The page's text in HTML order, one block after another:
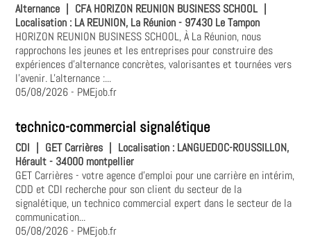
Alternance | CFA HORIZON REUNION BUSINESS SCHOOL |
Localisation : LA REUNION, La Réunion - 97430 Le Tampon
HORIZON REUNION BUSINESS SCHOOL, À La Réunion, nous
rapprochons les jeunes et les entreprises pour construire des
expériences d'alternance concrètes, valorisantes et tournées vers
l'avenir. L'alternance :...
05/08/2026- PMEjob.fr
technico-commercial signalétique
CDI GET Carrières Localisation : LANGUEDOC-ROUSSILLON,
Hérault - 34000 montpellier
GET Carrières - votre agence d'emploi pour une carrière en intérim,
CDD et CDI recherche pour son client du secteur de la
signalétique, un technico commercial expert dans le secteur de la
communication...
05/08/2026- PMEjob.fr